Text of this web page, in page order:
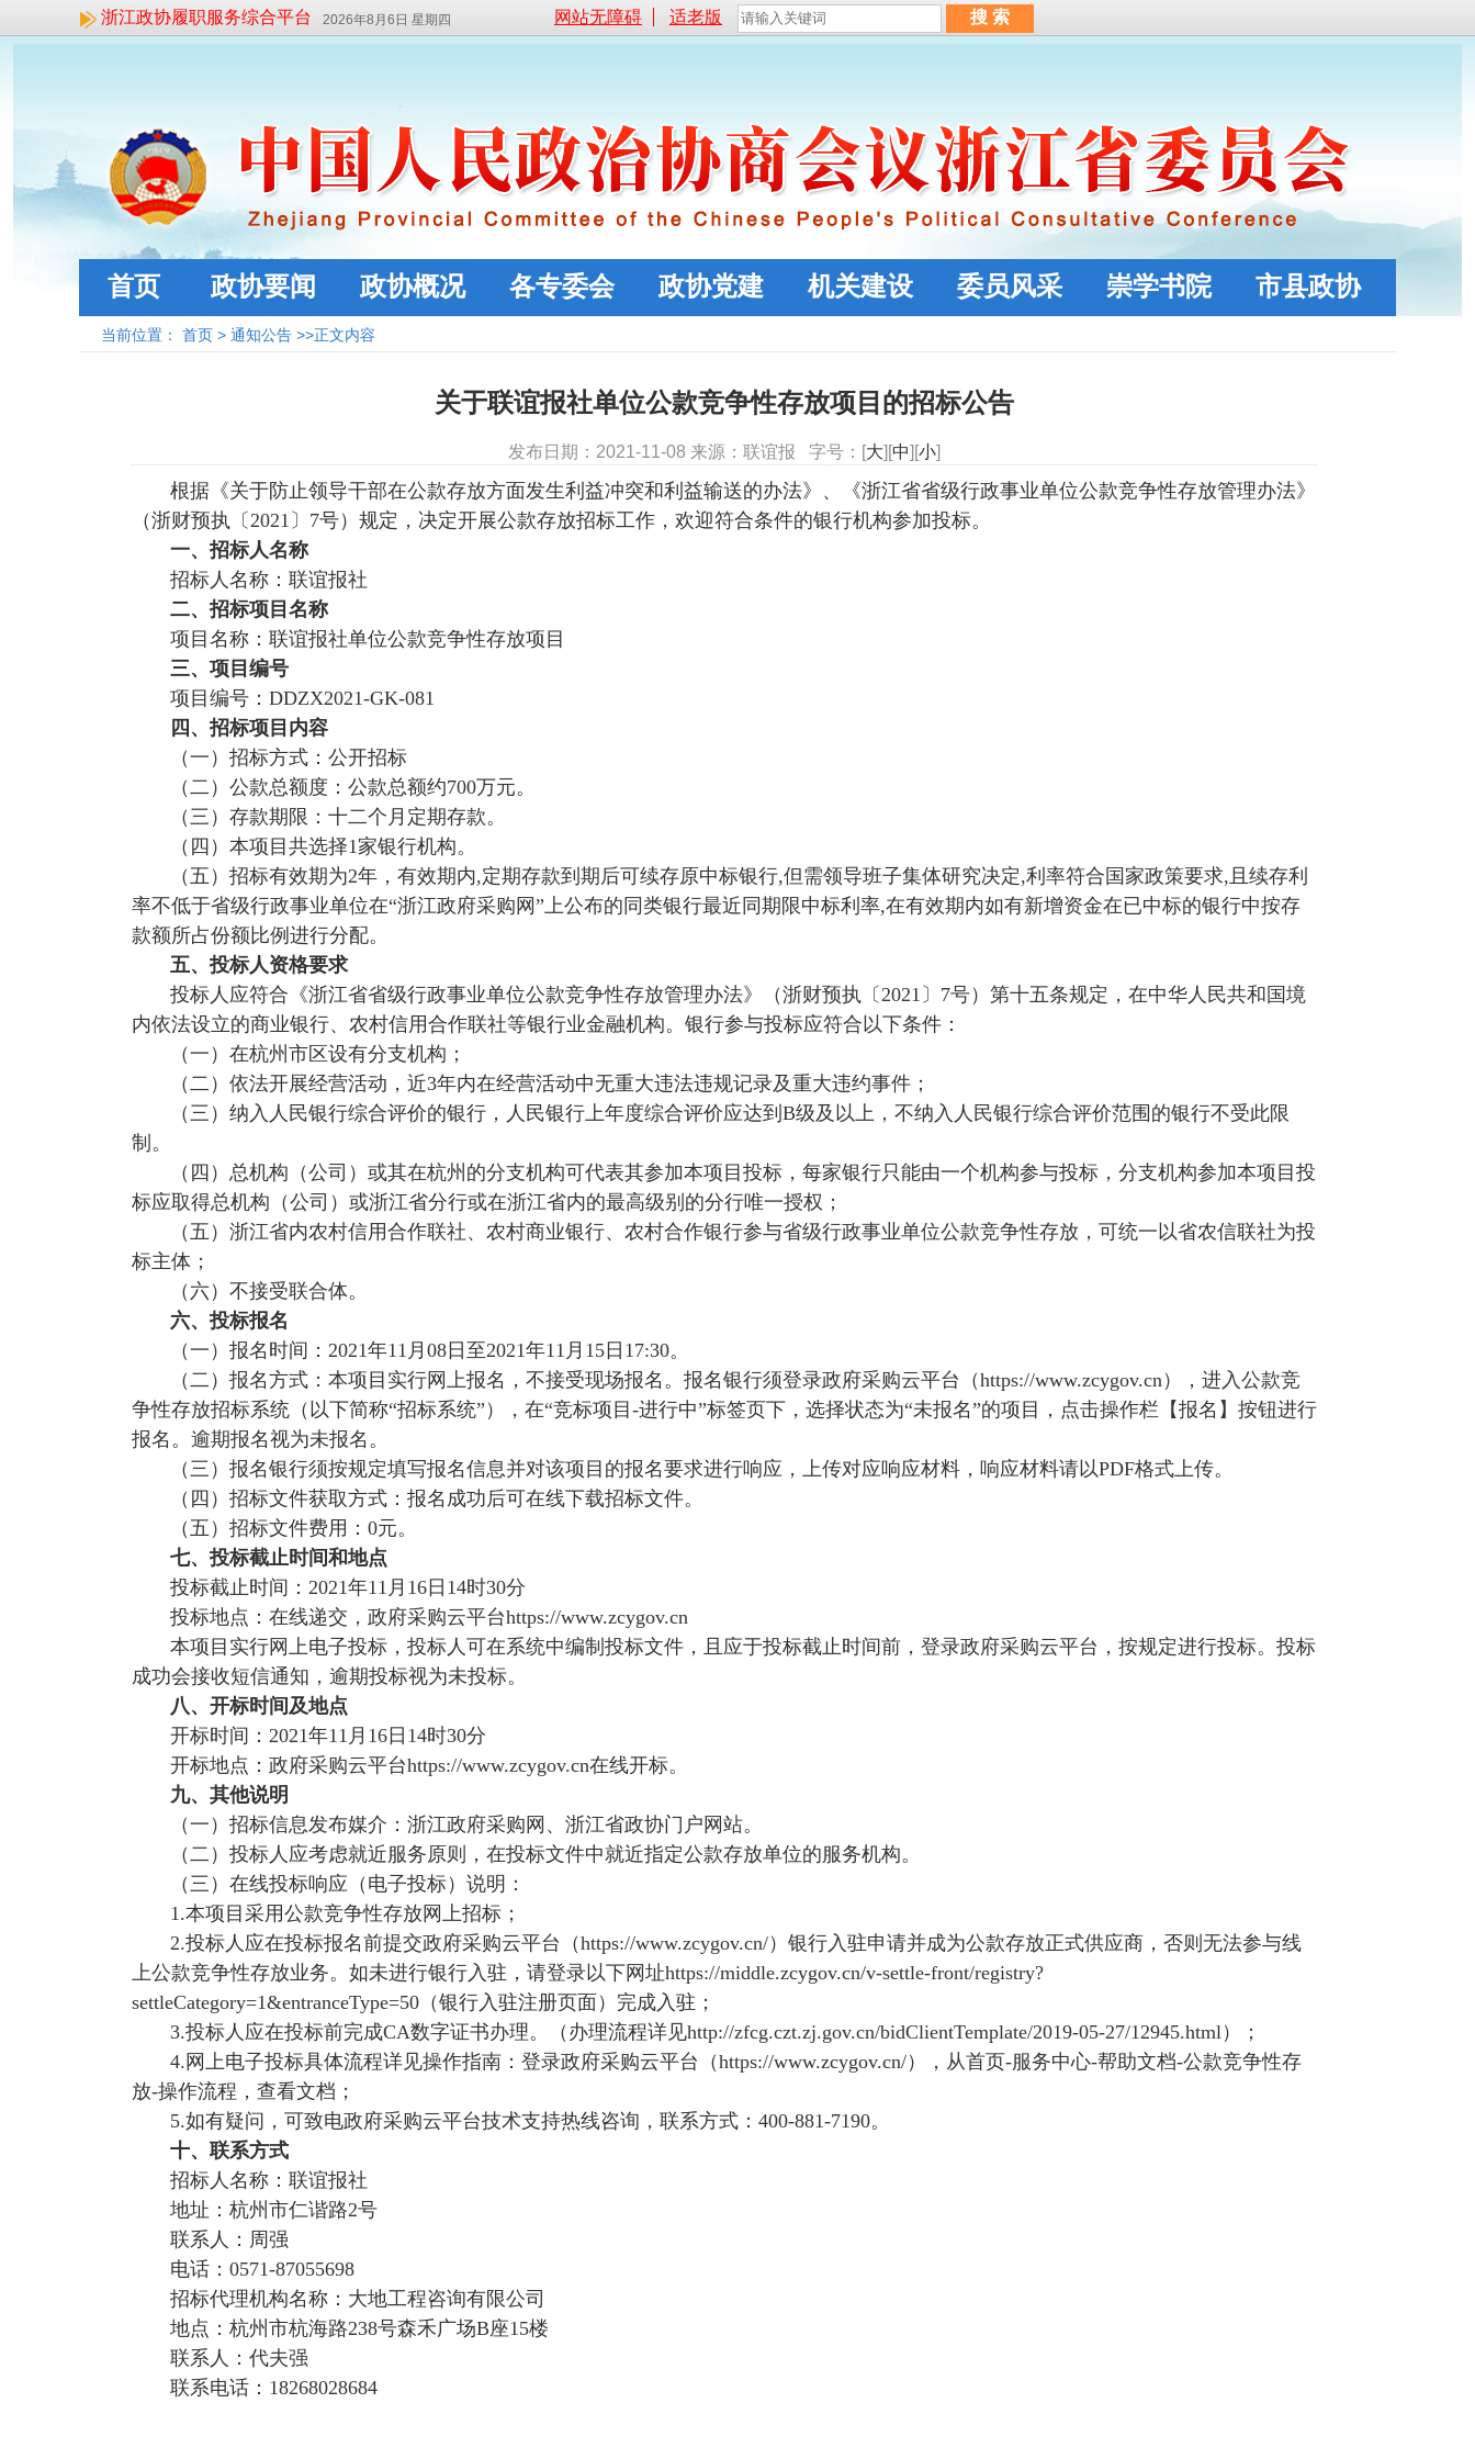
浙江政协履职服务综合平台 网站无障碍 适老版
2026年8月6日 星期四
首页 政协要闻 政协概况 各专委会 政协党建 机关建设 委员风采 崇学书院 市县政协
当前位置： 首页 > 通知公告 >>正文内容
关于联谊报社单位公款竞争性存放项目的招标公告
发布日期：2021-11-08 来源：联谊报 字号：[大][中][小]
根据《关于防止领导干部在公款存放方面发生利益冲突和利益输送的办法》、《浙江省省级行政事业单位公款竞争性存放管理办法》
（浙财预执〔 2021 〕 7号）规定，决定开展公款存放招标工作，欢迎符合条件的银行机构参加投标。
一、招标人名称
招标人名称：联谊报社
二、招标项目名称
项目名称：联谊报社单位公款竞争性存放项目
三、项目编号
项目编号： DDZX2021-GK-081
四、招标项目内容
（一）招标方式：公开招标
（二）公款总额度：公款总额约700万元。
（三）存款期限：十二个月定期存款。
（四）本项目共选择1家银行机构。
（五）招标有效期为2年，有效期内,定期存款到期后可续存原中标银行,但需领导班子集体研究决定,利率符合国家政策要求, 且续存利
率不低于省级行政事业单位在“浙江政府采购网”上公布的同类银行最近同期限中标利率,在有效期内如有新增资金在已中标的银行中按存
款额所占份额比例进行分配。
五、投标人资格要求
投标人应符合《浙江省省级行政事业单位公款竞争性存放管理办法》（浙财预执〔 2021 〕 7号）第十五条规定，在中华人民共和国境
内依法设立的商业银行、农村信用合作联社等银行业金融机构。银行参与投标应符合以下条件：
（一）在杭州市区设有分支机构；
（二）依法开展经营活动，近3年内在经营活动中无重大违法违规记录及重大违约事件；
（三）纳入人民银行综合评价的银行，人民银行上年度综合评价应达到 B级及以上，不纳入人民银行综合评价范围的银行不受此限
制。
（四）总机构（公司）或其在杭州的分支机构可代表其参加本项目投标，每家银行只能由一个机构参与投标，分支机构参加本项目投
标应取得总机构（公司）或浙江省分行或在浙江省内的最高级别的分行唯一授权；
（五）浙江省内农村信用合作联社、农村商业银行、农村合作银行参与省级行政事业单位公款竞争性存放，可统一以省农信联社为投
标主体；
（六）不接受联合体。
六、投标报名
（一）报名时间： 2021年11 月 08 日至2021年11 月 15 日 17:30。
（二）报名方式：本项目实行网上报名，不接受现场报名。报名银行须登录政府采购云平台（https://www.zcygov.cn），进入公款竞
争性存放招标系统（以下简称“招标系统”），在“竞标项目 -进行中”标签页下，选择状态为“未报名”的项目，点击操作栏【报名】按钮进行
报名。逾期报名视为未报名。
（三）报名银行须按规定填写报名信息并对该项目的报名要求进行响应，上传对应响应材料，响应材料请以PDF格式上传。
（四）招标文件获取方式：报名成功后可在线下载招标文件。
（五）招标文件费用： 0元。
七、投标截止时间和地点
投标截止时间： 2021年11 月 16 日 14时30分
投标地点：在线递交，政府采购云平台https://www.zcygov.cn
本项目实行网上电子投标，投标人可在系统中编制投标文件，且应于投标截止时间前，登录政府采购云平台，按规定进行投标。投标
成功会接收短信通知，逾期投标视为未投标。
八、开标时间及地点
开标时间： 2021年11 月 16 日 14时30分
开标地点：政府采购云平台https://www.zcygov.cn在线开标。
九、其他说明
（一）招标信息发布媒介：浙江政府采购网、浙江省政协门户网站。
（二）投标人应考虑就近服务原则，在投标文件中就近指定公款存放单位的服务机构。
（三）在线投标响应（电子投标）说明：
1.本项目采用公款竞争性存放网上招标；
2.投标人应在投标报名前提交政府采购云平台（https://www.zcygov.cn/）银行入驻申请并成为公款存放正式供应商，否则无法参与线
上公款竞争性存放业务。如未进行银行入驻，请登录以下网址https://middle.zcygov.cn/v-settle-front/registry?
settleCategory=1&entranceType=50 （银行入驻注册页面）完成入驻；
3.投标人应在投标前完成CA数字证书办理。（办理流程详见http://zfcg.czt.zj.gov.cn/bidClientTemplate/2019-05-27/12945.html）；
4. 网上电子投标具体流程详见操作指南：登录政府采购云平台（https://www.zcygov.cn/），从首页-服务中心-帮助文档-公款竞争性存
放-操作流程，查看文档；
5.如有疑问，可致电政府采购云平台技术支持热线咨询，联系方式： 400-881-7190。
十、联系方式
招标人名称：联谊报社
地址：杭州市仁谐路2号
联系人：周强
电话： 0571-87055698
招标代理机构名称：大地工程咨询有限公司
地点：杭州市杭海路238号森禾广场B座15楼
联系人：代夫强
联系电话： 18268028684